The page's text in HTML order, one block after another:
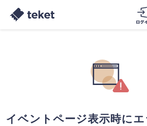
イベントページ表示時に